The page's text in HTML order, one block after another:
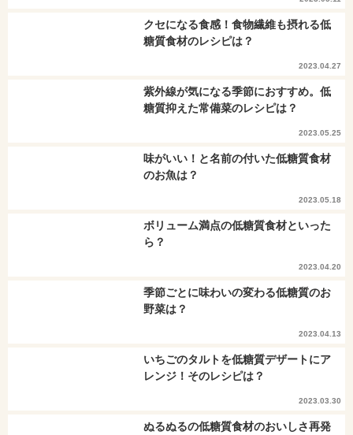
クセになる食感！食物繊維も摂れる低
糖質食材のレシピは？
2023.04.27
紫外線が気になる季節におすすめ。低
糖質抑えた常備菜のレシピは？
2023.05.25
味がいい！と名前の付いた低糖質食材
のお魚は？
2023.05.18
ボリューム満点の低糖質食材といった
ら？
2023.04.20
季節ごとに味わいの変わる低糖質のお
野菜は？
2023.04.13
いちごのタルトを低糖質デザートにア
レンジ！そのレシピは？
2023.03.30
ぬるぬるの低糖質食材のおいしさ再発